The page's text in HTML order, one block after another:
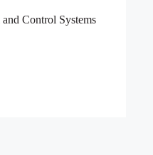
Control Systems